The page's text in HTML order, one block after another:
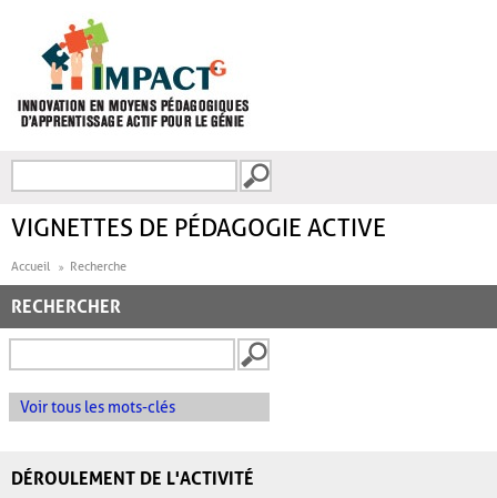
FORMULAIRE DE
VIGNETTES DE PÉDAGOGIE ACTIVE
Accueil Recherche
RECHERCHER
Voir tous les mots-clés
DÉROULEMENT DE L'ACTIVITÉ